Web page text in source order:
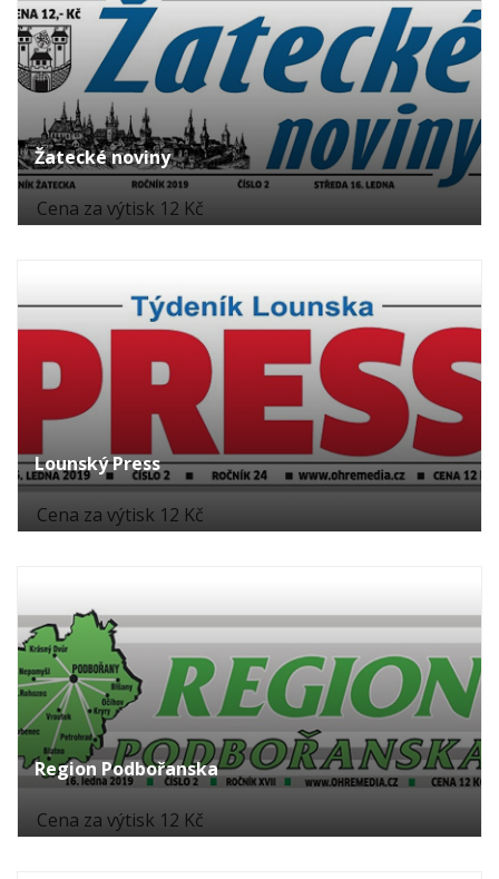
Žatecké noviny
Cena za výtisk 12 Kč
Lounský Press
Cena za výtisk 12 Kč
Region Podbořanska
Cena za výtisk 12 Kč